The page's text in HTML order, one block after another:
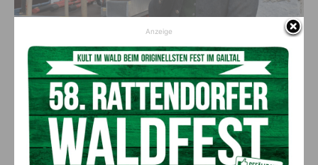
Bürgermeister Christian Hecher würdigte in seinen Grußworten den
außergewöhnlichen Einsatz und die zahlreichen freiwillig geleisteten
Arbeitsstunden der Feuerwehrmitglieder (c) Marktgemeinde Bad Bleiberg
Ein Jahrzehnt gelebte
Anzeige